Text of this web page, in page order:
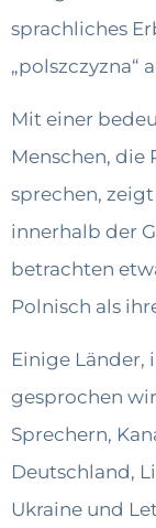
sprachliches
„polszczyzna“
Mit einer
Menschen, die
sprechen,
innerhalb der
betrachten
Polnisch als
Einige Länder,
gesprochen
Sprechern,
Deutschland,
Ukraine und